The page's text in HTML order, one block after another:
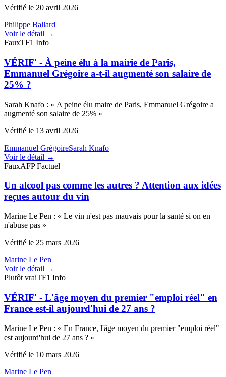
Vérifié le 20 avril 2026
Philippe Ballard
Voir le détail →
FauxTF1 Info
VÉRIF' - À peine élu à la mairie de Paris,
Emmanuel Grégoire a-t-il augmenté son salaire de
25% ?
Sarah Knafo : « A peine élu maire de Paris, Emmanuel Grégoire a
augmenté son salaire de 25% »
Vérifié le 13 avril 2026
Emmanuel GrégoireSarah Knafo
Voir le détail →
FauxAFP Factuel
Un alcool pas comme les autres ? Attention aux idées
reçues autour du vin
Marine Le Pen : « Le vin n'est pas mauvais pour la santé si on en
n'abuse pas »
Vérifié le 25 mars 2026
Marine Le Pen
Voir le détail →
Plutôt vraiTF1 Info
VÉRIF' - L'âge moyen du premier "emploi réel" en
France est-il aujourd'hui de 27 ans ?
Marine Le Pen : « En France, l'âge moyen du premier "emploi réel"
est aujourd'hui de 27 ans ? »
Vérifié le 10 mars 2026
Marine Le Pen